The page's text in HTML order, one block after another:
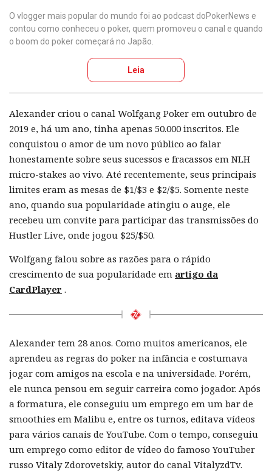
O vlogger mais popular do mundo foi ao podcast doPokerNews e
contou como conheceu o poker, quem promoveu o canal e quando
o boom do poker começará no Japão.
Leia
Alexander criou o canal Wolfgang Poker em outubro de
2019 e, há um ano, tinha apenas 50.000 inscritos. Ele
conquistou o amor de um novo público ao falar
honestamente sobre seus sucessos e fracassos em NLH
micro-stakes ao vivo. Até recentemente, seus principais
limites eram as mesas de $1/$3 e $2/$5. Somente neste
ano, quando sua popularidade atingiu o auge, ele
recebeu um convite para participar das transmissões do
Hustler Live, onde jogou $25/$50.
Wolfgang falou sobre as razões para o rápido
crescimento de sua popularidade em artigo da
CardPlayer .
Alexander tem 28 anos. Como muitos americanos, ele
aprendeu as regras do poker na infância e costumava
jogar com amigos na escola e na universidade. Porém,
ele nunca pensou em seguir carreira como jogador. Após
a formatura, ele conseguiu um emprego em um bar de
smoothies em Malibu e, entre os turnos, editava vídeos
para vários canais de YouTube. Com o tempo, conseguiu
um emprego como editor de vídeo do famoso YouTuber
russo Vitaly Zdorovetskiy, autor do canal VitalyzdTv.